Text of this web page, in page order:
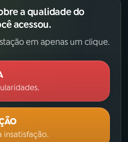
a qualidade do
acessou.
em apenas um clique.
insatisfação.